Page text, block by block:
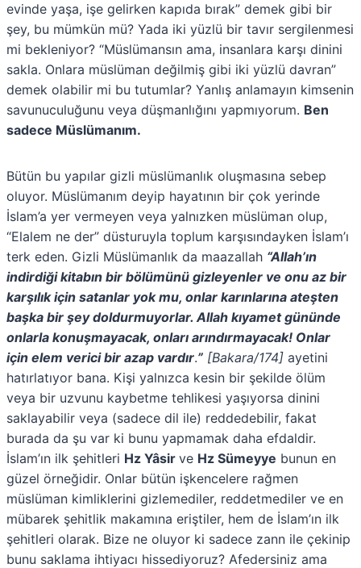
evinde yaşa, işe gelirken kapıda bırak” demek gibi bir
şey, bu mümkün mü? Yada iki yüzlü bir tavır sergilenmesi
mi bekleniyor? “Müslümansın ama, insanlara karşı dinini
sakla. Onlara müslüman değilmiş gibi iki yüzlü davran”
demek olabilir mi bu tutumlar? Yanlış anlamayın kimsenin
savunuculuğunu veya düşmanlığını yapmıyorum. Ben
sadece Müslümanım.
Bütün bu yapılar gizli müslümanlık oluşmasına sebep
oluyor. Müslümanım deyip hayatının bir çok yerinde
İslam’a yer vermeyen veya yalnızken müslüman olup,
“Elalem ne der” düsturuyla toplum karşısındayken İslam’ı
terk eden. Gizli Müslümanlık da maazallah “Allah’ın
indirdiği kitabın bir bölümünü gizleyenler ve onu az bir
karşılık için satanlar yok mu, onlar karınlarına ateşten
başka bir şey doldurmuyorlar. Allah kıyamet gününde
onlarla konuşmayacak, onları arındırmayacak! Onlar
için elem verici bir azap vardır.” [Bakara/174] ayetini
hatırlatıyor bana. Kişi yalnızca kesin bir şekilde ölüm
veya bir uzvunu kaybetme tehlikesi yaşıyorsa dinini
saklayabilir veya (sadece dil ile) reddedebilir, fakat
burada da şu var ki bunu yapmamak daha efdaldir.
İslam’ın ilk şehitleri Hz Yâsir ve Hz Sümeyye bunun en
güzel örneğidir. Onlar bütün işkencelere rağmen
müslüman kimliklerini gizlemediler, reddetmediler ve en
mübarek şehitlik makamına eriştiler, hem de İslam’ın ilk
şehitleri olarak. Bize ne oluyor ki sadece zann ile çekinip
bunu saklama ihtiyacı hissediyoruz? Afedersiniz ama